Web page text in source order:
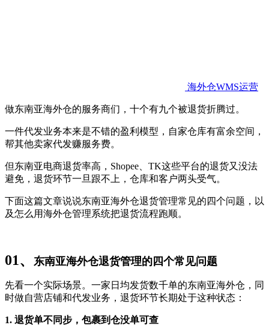
海外仓WMS运营
做东南亚海外仓的服务商们，十个有九个被退货折腾过。
一件代发业务本来是不错的盈利模型，自家仓库有富余空间，
帮其他卖家代发赚服务费。
但东南亚电商退货率高，Shopee、TK这些平台的退货又没法
避免，退货环节一旦跟不上，仓库和客户两头受气。
下面这篇文章说说东南亚海外仓退货管理常见的四个问题，以
及怎么用海外仓管理系统把退货流程跑顺。
01、 东南亚海外仓退货管理的四个常见问题
先看一个实际场景。一家日均发货数千单的东南亚海外仓，同
时做自营店铺和代发业务，退货环节长期处于这种状态：
1. 退货单不同步，包裹到仓没单可查